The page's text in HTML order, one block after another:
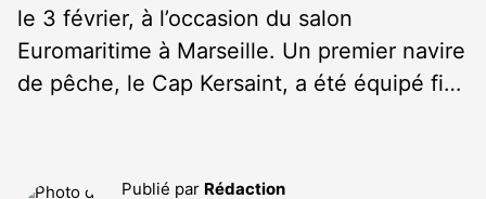
le 3 février, à l’occasion du salon
Euromaritime à Marseille. Un premier navire
de pêche, le Cap Kersaint, a été équipé fi…
Publié par Rédaction